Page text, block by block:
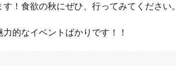
！食欲の秋にぜひ、行ってみてください。
的なイベントばかりです！！